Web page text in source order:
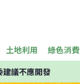
土地利用 綠色消費
議不應開發